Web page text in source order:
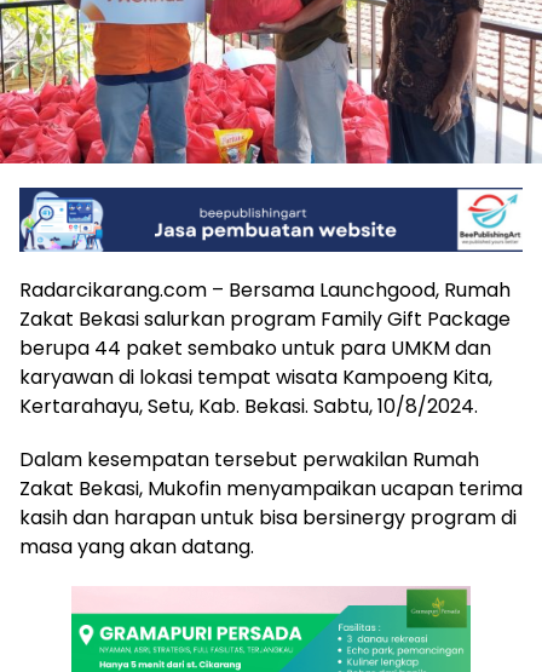
Radarcikarang.com – Bersama Launchgood, Rumah
Zakat Bekasi salurkan program Family Gift Package
berupa 44 paket sembako untuk para UMKM dan
karyawan di lokasi tempat wisata Kampoeng Kita,
Kertarahayu, Setu, Kab. Bekasi. Sabtu, 10/8/2024.
Dalam kesempatan tersebut perwakilan Rumah
Zakat Bekasi, Mukofin menyampaikan ucapan terima
kasih dan harapan untuk bisa bersinergy program di
masa yang akan datang.